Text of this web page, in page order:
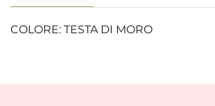
COLORE: TESTA DI MORO